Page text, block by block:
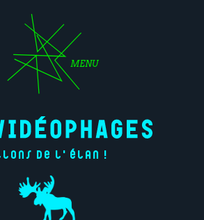
MENU
de l'élan !